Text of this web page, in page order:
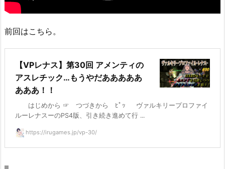
前回はこちら。
【VPレナス】第30回 アメンティの
アスレチック…もうやだあああああ
あああ！！
はじめから ☞ つづきから ﾋﾟｯ ヴァルキリープロファイ
ルーレナスーのPS4版、引き続き進めて行 ...
https://irugames.jp/vp-30/